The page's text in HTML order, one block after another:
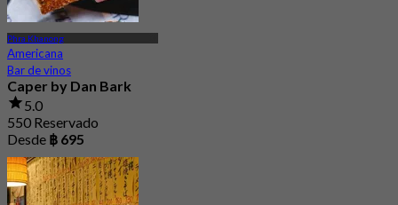
Phra Khanong
Americana
Bar de vinos
Caper by Dan Bark
5.0
550 Reservado
Desde ฿ 695